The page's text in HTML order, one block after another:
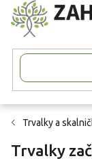
Přejít
na
obsah
Trvalky a
Trvalky